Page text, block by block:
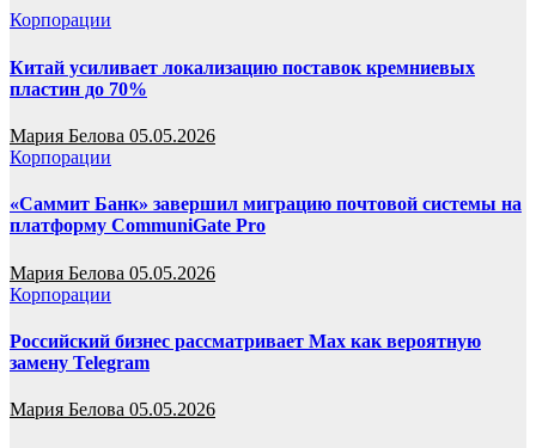
Корпорации
Китай усиливает локализацию поставок кремниевых
пластин до 70%
Мария Белова 05.05.2026
Корпорации
«Саммит Банк» завершил миграцию почтовой системы на
платформу CommuniGate Pro
Мария Белова 05.05.2026
Корпорации
Российский бизнес рассматривает Max как вероятную
замену Telegram
Мария Белова 05.05.2026